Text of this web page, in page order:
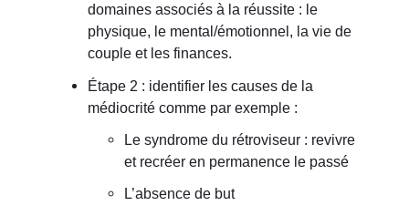
domaines associés à la réussite : le
physique, le mental/émotionnel, la vie de
couple et les finances.
Étape 2 : identifier les causes de la
médiocrité comme par exemple :
Le syndrome du rétroviseur : revivre
et recréer en permanence le passé
L’absence de but